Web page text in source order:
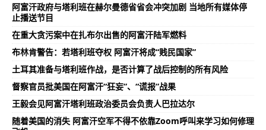
阿富汗政府与塔利班在赫尔曼德省省会冲突加剧 当地所有媒体停
止播送节目
在重大贪污案中在扎布尔出售的阿富汗陆军燃料
布林肯警告：若塔利班夺权 阿富汗将成“贱民国家”
土耳其准备与塔利班作战，是否计算了战后控制的所有风险
督察官员批美国在阿富汗“狂妄”、“谎报”战果
王毅会见阿富汗塔利班政治委员会负责人巴拉达尔
随着美国的消失 阿富汗空军不得不依靠Zoom呼叫来学习如何修理